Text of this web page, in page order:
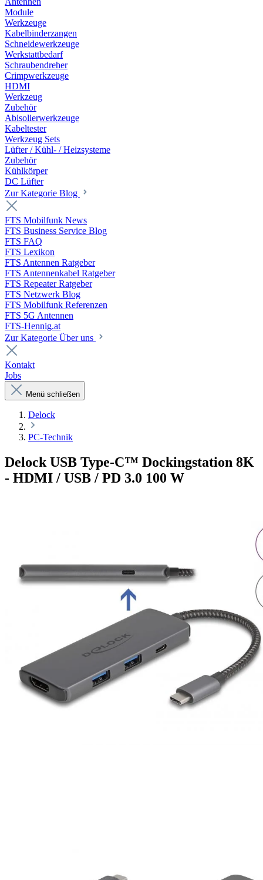
Module
Werkzeuge
Kabelbinderzangen
Schneidewerkzeuge
Werkstattbedarf
Schraubendreher
Crimpwerkzeuge
HDMI
Werkzeug
Zubehör
Abisolierwerkzeuge
Kabeltester
Werkzeug Sets
Lüfter / Kühl- / Heizsysteme
Zubehör
Kühlkörper
DC Lüfter
Zur Kategorie Blog
FTS Mobilfunk News
FTS Business Service Blog
FTS FAQ
FTS Lexikon
FTS Antennen Ratgeber
FTS Antennenkabel Ratgeber
FTS Repeater Ratgeber
FTS Netzwerk Blog
FTS Mobilfunk Referenzen
FTS 5G Antennen
FTS-Hennig.at
Zur Kategorie Über uns
Kontakt
Jobs
Menü schließen
Delock
PC-Technik
Delock USB Type-C™ Dockingstation 8K
- HDMI / USB / PD 3.0 100 W